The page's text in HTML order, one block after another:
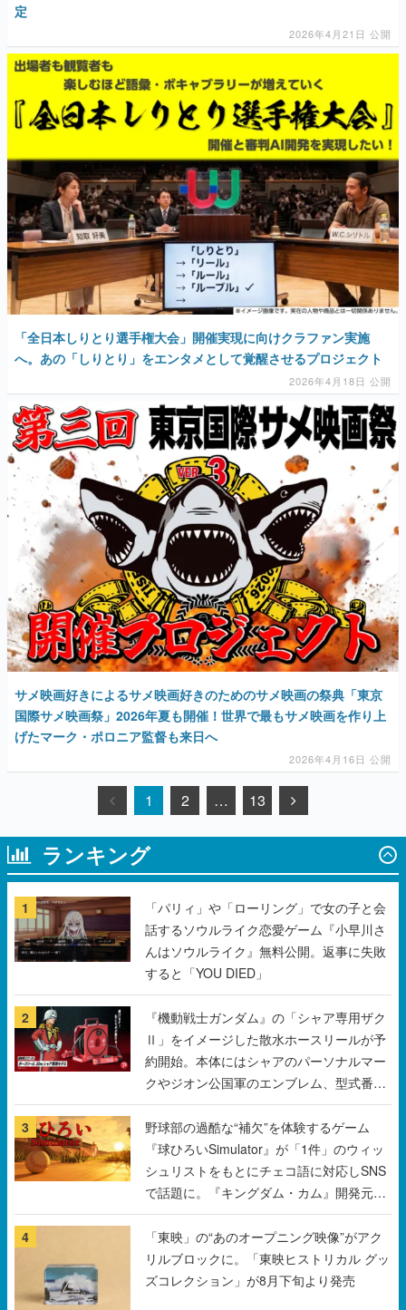
定
2026年4月21日 公開
「全日本しりとり選手権大会」開催実現に向けクラファン実施
へ。あの「しりとり」をエンタメとして覚醒させるプロジェクト
2026年4月18日 公開
サメ映画好きによるサメ映画好きのためのサメ映画の祭典「東京
国際サメ映画祭」2026年夏も開催！世界で最もサメ映画を作り上
げたマーク・ポロニア監督も来日へ
2026年4月16日 公開
1 2 … 13
ランキング
1
「パリィ」や「ローリング」で女の子と会
話するソウルライク恋愛ゲーム『小早川さ
んはソウルライク』無料公開。返事に失敗
すると「YOU DIED」
2
『機動戦士ガンダム』の「シャア専用ザク
Ⅱ」をイメージした散水ホースリールが予
約開始。本体にはシャアのパーソナルマー
クやジオン公国軍のエンブレム、型式番号
などを配置
3
野球部の過酷な“補欠”を体験するゲーム
『球ひろいSimulator』が「1件」のウィッ
シュリストをもとにチェコ語に対応しSNS
で話題に。『キングダム・カム』開発元や
チェコのプロ野球選手から称賛の声
4
「東映」の“あのオープニング映像”がアク
リルブロックに。「東映ヒストリカル グッ
ズコレクション」が8月下旬より発売